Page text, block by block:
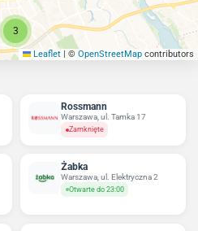
3
Leaflet | © OpenStreetMap contributors
Rossmann
Warszawa, ul. Tamka 17
Zamknięte
Żabka
Warszawa, ul. Elektryczna 2
Otwarte do 23:00